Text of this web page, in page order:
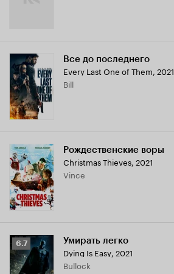
Все до последнего
Every Last One of Them, 2021
Bill
Рождественские воры
Christmas Thieves, 2021
Vince
Рейтинг
Кинопоиска
6.7
6.7 Умирать легко
Dying Is Easy, 2021
Bullock